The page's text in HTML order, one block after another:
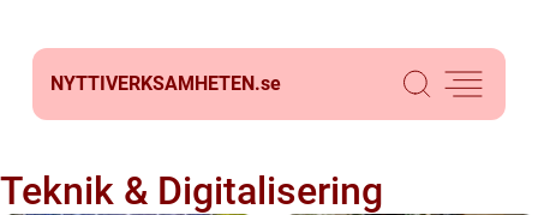
NYTTIVERKSAMHETEN.se
Teknik & Digitalisering